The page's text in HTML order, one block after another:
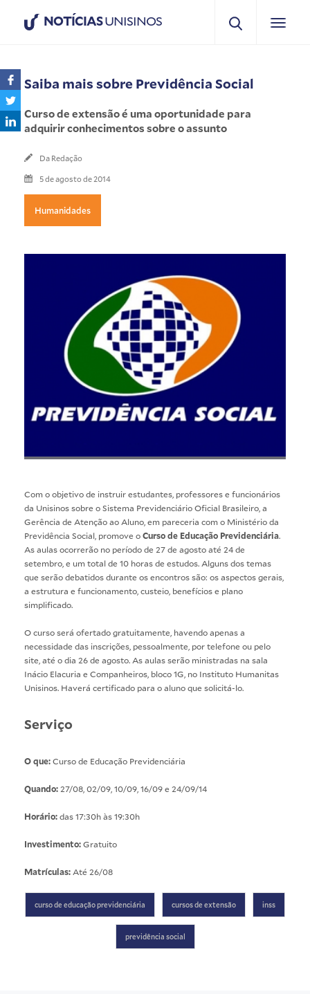
NOTÍCIASUNISINOS
Saiba mais sobre Previdência Social
Curso de extensão é uma oportunidade para
adquirir conhecimentos sobre o assunto
Da Redação
5 de agosto de 2014
Humanidades
Com o objetivo de instruir estudantes, professores e funcionários
da Unisinos sobre o Sistema Previdenciário Oficial Brasileiro, a
Gerência de Atenção ao Aluno, em pareceria com o Ministério da
Previdência Social , promove oCurso de Educação Previdenciária.
As aulas ocorrerão no período de 27 de agosto até 24 de
setembro, e um total de 10 horas de estudos. Alguns dos temas
que serão debatidos durante os encontros são: os aspectos gerais,
a estrutura e funcionamento, custeio, benefícios e plano
simplificado.
O curso será ofertado gratuitamente, havendo apenas a
necessidade das inscrições, pessoalmente, por telefone ou pelo
site , até o dia 26 de agosto. As aulas serão ministradas na sala
Inácio Elacuria e Companheiros, bloco 1G, no Instituto Humanitas
Unisinos. Haverá certificado para o aluno que solicitá-lo.
Serviço
O que:Curso de Educação Previdenciária
Quando:27/08, 02/09, 10/09, 16/09 e 24/09/14
Horário:das 17:30h às 19:30h
Investimento:Gratuito
Matrículas: Até 26/08
curso de educação previdenciária cursos de extensão inss
previdência social